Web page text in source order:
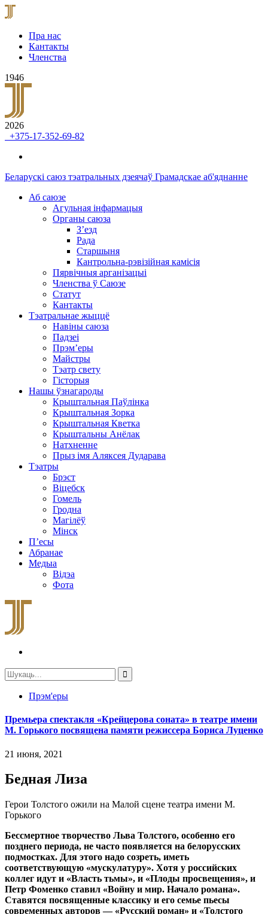
Пра нас
Кантакты
Членства
1946
2026
+375-17-352-69-82
Беларускі саюз тэатральных дзеячаў Грамадскае аб'яднанне
Аб саюзе
Агульная інфармацыя
Органы саюза
З’езд
Рада
Старшыня
Кантрольна-рэвізійная камісія
Пярвічныя арганізацыі
Членства ў Саюзе
Статут
Кантакты
Тэатральнае жыццё
Навіны саюза
Падзеі
Прэм’еры
Майстры
Тэатр свету
Гісторыя
Нашы ўзнагароды
Крыштальная Паўлінка
Крыштальная Зорка
Крыштальная Кветка
Крыштальны Анёлак
Натхненне
Прыз імя Аляксея Дударава
Тэатры
Брэст
Віцебск
Гомель
Гродна
Магілёў
Мінск
П’есы
Абранае
Медыа
Відэа
Фота
Прэм'еры
Премьера спектакля «Крейцерова соната» в театре имени
М. Горького посвящена памяти режиссера Бориса Луценко
21 июня, 2021
Бедная Лиза
Герои Толстого ожили на Малой сцене театра имени М.
Горького
Бессмертное творчество Льва Толстого, особенно его
позднего периода, не часто появляется на белорусских
подмостках. Для этого надо созреть, иметь
соответствующую «мускулатуру». Хотя у российских
коллег идут и «Власть тьмы», и «Плоды просвещения», и
Петр Фоменко ставил «Войну и мир. Начало романа».
Ставятся посвященные классику и его семье пьесы
современных авторов — «Русский роман» и «Толстого